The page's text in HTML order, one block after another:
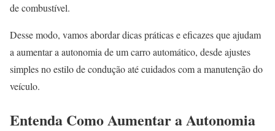
de combustível.
Desse modo, vamos abordar dicas práticas e eficazes que ajudam
a aumentar a autonomia de um carro automático, desde ajustes
simples no estilo de condução até cuidados com a manutenção do
veículo.
Entenda Como Aumentar a Autonomia